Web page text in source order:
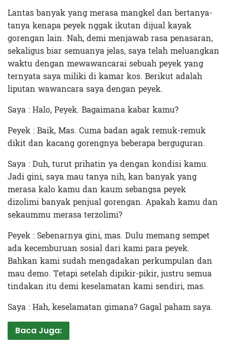
Lantas banyak yang merasa mangkel dan bertanya-
tanya kenapa peyek nggak ikutan dijual kayak
gorengan lain. Nah, demi menjawab rasa penasaran,
sekaligus biar semuanya jelas, saya telah meluangkan
waktu dengan mewawancarai sebuah peyek yang
ternyata saya miliki di kamar kos. Berikut adalah
liputan wawancara saya dengan peyek.
Saya : Halo, Peyek. Bagaimana kabar kamu?
Peyek : Baik, Mas. Cuma badan agak remuk-remuk
dikit dan kacang gorengnya beberapa berguguran.
Saya : Duh, turut prihatin ya dengan kondisi kamu.
Jadi gini, saya mau tanya nih, kan banyak yang
merasa kalo kamu dan kaum sebangsa peyek
dizolimi banyak penjual gorengan. Apakah kamu dan
sekaummu merasa terzolimi?
Peyek : Sebenarnya gini, mas. Dulu memang sempet
ada kecemburuan sosial dari kami para peyek.
Bahkan kami sudah mengadakan perkumpulan dan
mau demo. Tetapi setelah dipikir-pikir, justru semua
tindakan itu demi keselamatan kami sendiri, mas.
Saya : Hah, keselamatan gimana? Gagal paham saya.
Baca Juga: